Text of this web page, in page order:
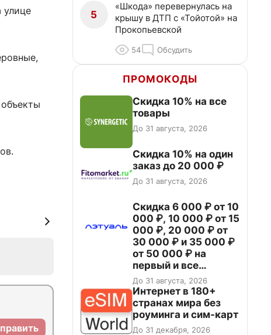
улице
5
«Шкода» перевернулась на
крышу в ДТП с «Тойотой» на
Прокопьевской
54 Обсудить
ПРОМОКОДЫ
Скидка 10% на все
товары
До 31 августа, 2026
Скидка 10% на один
заказ до 20 000 ₽
До 31 августа, 2026
Скидка 6 000 ₽ от 10
000 ₽, 10 000 ₽ от 15
000 ₽, 20 000 ₽ от
30 000 ₽ и 35 000 ₽
от 50 000 ₽ на
первый и все
повторные заказы по
промокоду НАБЕРИ
До 31 августа, 2026
Интернет в 180+
странах мира без
роуминга и сим-карт
До 31 декабря, 2026